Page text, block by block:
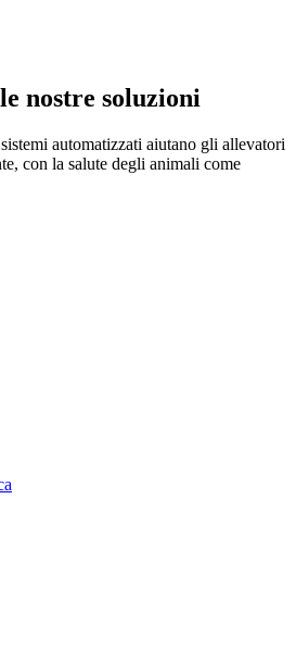
nostre soluzioni
automatizzati aiutano gli allevatori
con la salute degli animali come